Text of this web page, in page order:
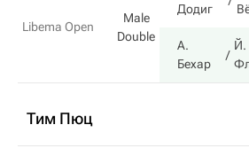
Libema Open
Male
Double
Додиг
А.
Бехар
Й.
Тим Пюц